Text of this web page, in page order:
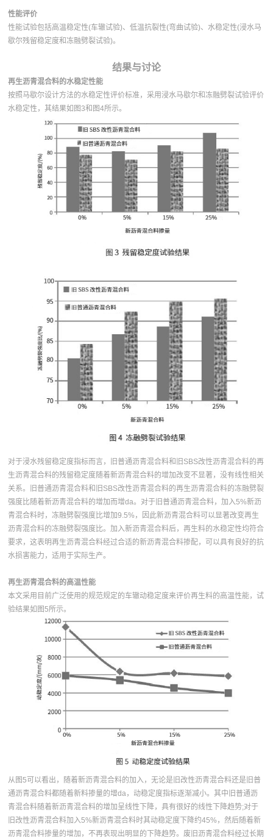
性能评价
性能试验包括高温稳定性(车辙试验)、低温抗裂性(弯曲试验)、水稳定性(浸水马
歇尔残留稳定度和冻融劈裂试验)。
结果与讨论
再生沥青混合料的水稳定性能
按照马歇尔设计方法的水稳定性评价标准，采用浸水马歇尔和冻融劈裂试验评价
水稳定性，其结果如图3和图4所示。
对于浸水残留稳定度指标而言，旧普通沥青混合料和旧SBS改性沥青混合料的再
生沥青混合料的残留稳定度随着新沥青混合料的增加改变不显著，没有线性相关
关系。旧普通沥青混合料和旧SBS改性沥青混合料的再生沥青混合料的冻融劈裂
强度比随着新沥青混合料的增加而增da。对于旧普通沥青混合料，加入5%新沥
青混合料时，冻融劈裂强度比增加9.5%，因此新沥青混合料可以显著改变再生
沥青混合料的冻融劈裂强度比。加入新沥青混合料后，再生料的水稳定性均符合
要求，这表明再生沥青混合料经过合适的新沥青混合料掺配，可以具有良好的抗
水损害能力，适用于实际生产。
再生沥青混合料的高温性能
本文采用目前广泛使用的规范规定的车辙动稳定度来评价再生料的高温性能，试
验结果如图5所示。
从图5可以看出，随着新沥青混合料的加入，无论是旧改性沥青混合料还是旧普
通沥青混合料都随着新料掺量的增da，动稳定度指标逐渐减小。其中旧普通沥
青混合料随着新沥青混合料的增加呈线性下降，具有很好的线性下降趋势;对于
旧改性沥青混合料加入5%新沥青混合料时其动稳定度下降约45%，然后随着新
沥青混合料掺量的增加，不再表现出明显的下降趋势。废旧沥青混合料经过长期